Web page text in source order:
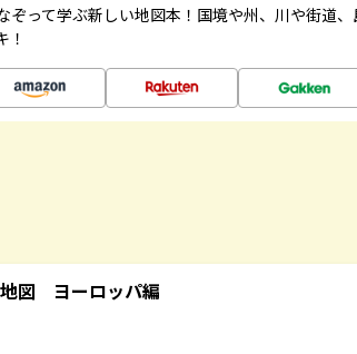
ぞって学ぶ新しい地図本！国境や州、川や街道
！
図 ヨーロッパ編